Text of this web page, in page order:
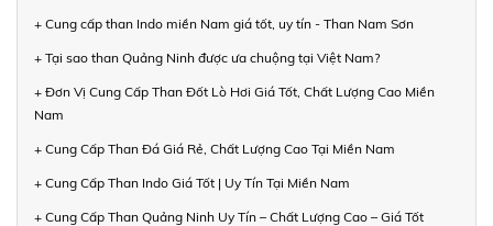
+ Cung cấp than Indo miền Nam giá tốt, uy tín - Than Nam Sơn
+ Tại sao than Quảng Ninh được ưa chuộng tại Việt Nam?
+ Đơn Vị Cung Cấp Than Đốt Lò Hơi Giá Tốt, Chất Lượng Cao Miền
Nam
+ Cung Cấp Than Đá Giá Rẻ, Chất Lượng Cao Tại Miền Nam
+ Cung Cấp Than Indo Giá Tốt | Uy Tín Tại Miền Nam
+ Cung Cấp Than Quảng Ninh Uy Tín – Chất Lượng Cao – Giá Tốt